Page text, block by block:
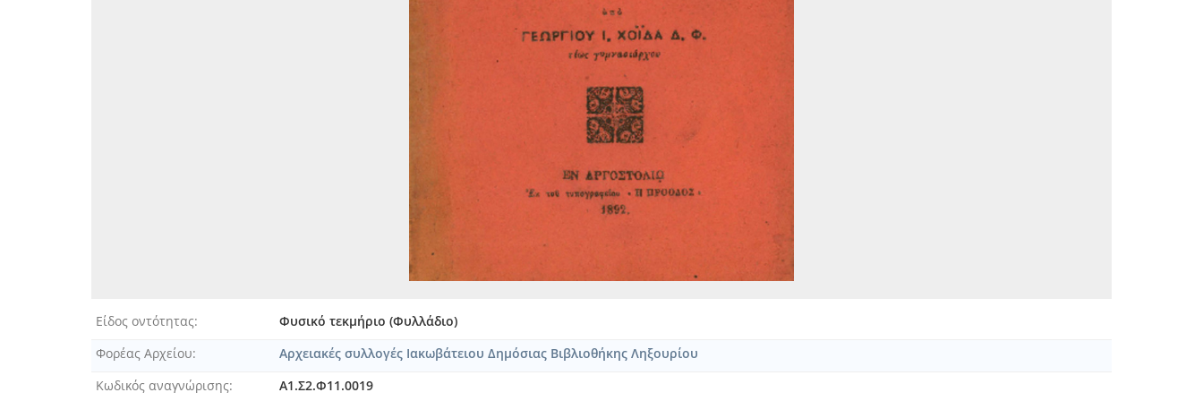
Είδος οντότητας
Φυσικό τεκμήριο (Φυλλάδιο)
Φορέας Αρχείου
Αρχειακές συλλογές Ιακωβάτειου Δημόσιας Βιβλιοθήκης Ληξουρίου
Κωδικός αναγνώρισης
Α1.Σ2.Φ11.0019